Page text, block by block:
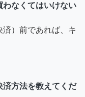
わなくてはいけない
）前であれば、キ
済方法を教えてくだ